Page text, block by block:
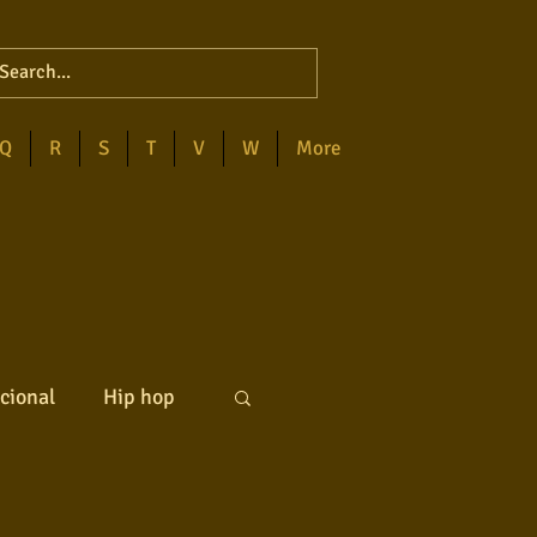
Q R S T V W More
Hip hop